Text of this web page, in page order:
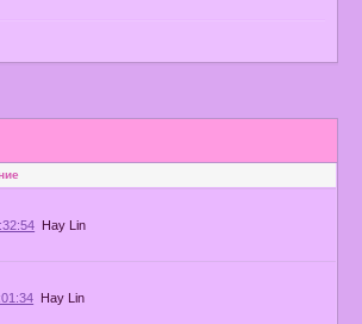
Hay Lin
Hay Lin